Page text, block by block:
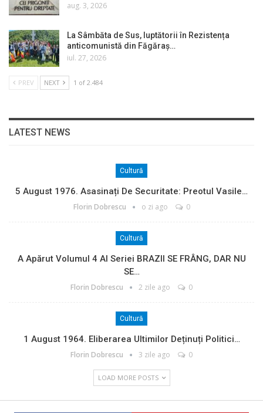
aug. 3, 2026
La Sâmbăta de Sus, luptătorii în Rezistența
anticomunistă din Făgăraș…
iul. 27, 2026
PREV NEXT 1 of 2.484
LATEST NEWS
Cultură
5 August 1976. Asasinați De Securitate: Preotul Vasile…
Florin Dobrescu o zi ago 0
Cultură
A Apărut Volumul 4 Al Seriei BRAZII SE FRÂNG, DAR NU
SE…
Florin Dobrescu 2 zile ago 0
Cultură
1 August 1964. Eliberarea Ultimilor Deținuți Politici…
Florin Dobrescu 3 zile ago 0
LOAD MORE POSTS